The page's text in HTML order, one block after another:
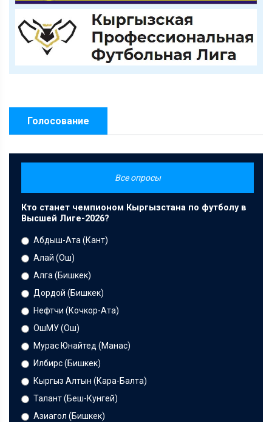
Голосование
Все опросы
Кто станет чемпионом Кыргызстана по футболу в
Высшей Лиге-2026?
Абдыш-Ата (Кант)
Алай (Ош)
Алга (Бишкек)
Дордой (Бишкек)
Нефтчи (Кочкор-Ата)
ОшМУ (Ош)
Мурас Юнайтед (Манас)
Илбирс (Бишкек)
Кыргыз Алтын (Кара-Балта)
Талант (Беш-Кунгей)
Азиагол (Бишкек)